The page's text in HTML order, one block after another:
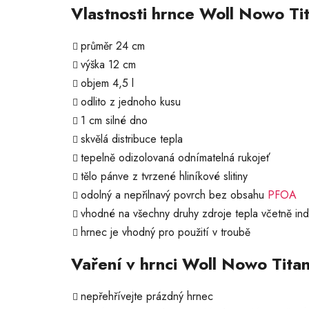
Vlastnosti hrnce Woll Nowo
průměr 24 cm
výška 12 cm
objem 4,5 l
odlito z jednoho kusu
1 cm silné dno
skvělá distribuce tepla
tepelně odizolovaná odnímatelná rukojeť
tělo pánve z tvrzené hliníkové slitiny
odolný a nepřilnavý povrch bez obsahu PFOA
vhodné na všechny druhy zdroje tepla včetně
hrnec je vhodný pro použití v troubě
Vaření v hrnci Woll Nowo
nepřehřívejte prázdný hrnec